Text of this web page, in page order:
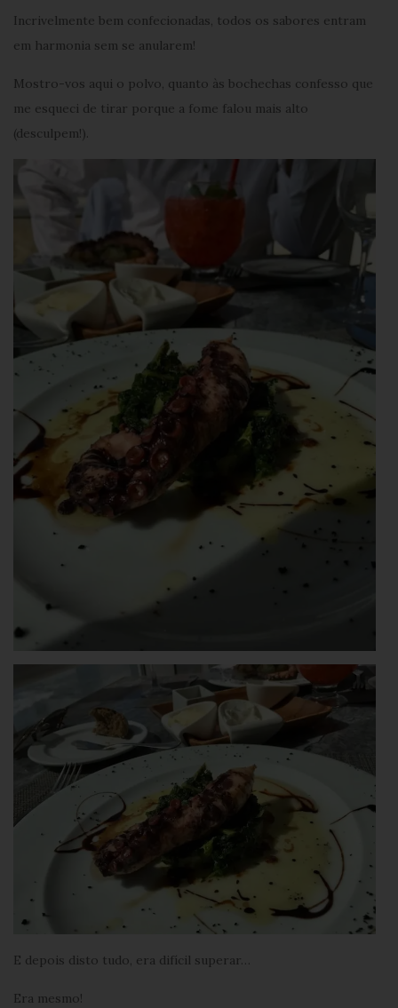
Incrivelmente bem confecionadas, todos os sabores entram
em harmonia sem se anularem!
Mostro-vos aqui o polvo, quanto às bochechas confesso que
me esqueci de tirar porque a fome falou mais alto
(desculpem!).
E depois disto tudo, era difícil superar…
Era mesmo!